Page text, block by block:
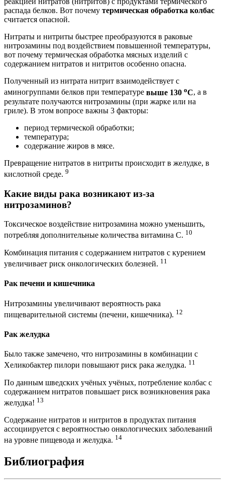
распада белков. Вот почему термическая обработка колбас
считается опасной.
Нитраты и нитриты быстрее преобразуются в раковые
нитрозамины под воздействием повышенной температуры,
вот почему термическая обработка мясных изделий с
содержанием нитратов и нитритов особенно опасна.
Полученный из нитрата нитрит взаимодействует с
аминогруппами белков при температуре выше 130 оС, а в
результате получаются нитрозамины (при жарке или на
гриле). В этом вопросе важны 3 факторы:
период термической обработки;
температура;
содержание жиров в мясе.
Превращение нитратов в нитриты происходит в желудке, в
кислотной среде. 9
Какие виды рака возникают из-за
нитрозаминов?
Токсическое воздействие нитрозамина можно уменьшить,
потребляя дополнительные количества витамина С. 10
Комбинация питания с содержанием нитратов с курением
увеличивает риск онкологических болезней. 11
Рак печени и кишечника
Нитрозамины увеличивают вероятность рака
пищеварительной системы (печени, кишечника). 12
Рак желудка
Было также замечено, что нитрозамины в комбинации с
Хеликобактер пилори повышают риск рака желудка. 11
По данным шведских учёных учёных, потребление колбас с
содержанием нитратов повышает риск возникновения рака
желудка! 13
Содержание нитратов и нитритов в продуктах питания
ассоциируется с вероятностью онкологических заболеваний
на уровне пищевода и желудка. 14
Библиография